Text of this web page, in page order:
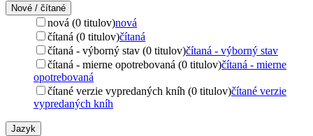
Nové / čítané
nová (0 titulov)nová
čítaná (0 titulov)čítaná
čítaná - výborný stav (0 titulov)čítaná - výborný stav
čítaná - mierne opotrebovaná (0 titulov)čítaná - mierne
opotrebovaná
čítané verzie vypredaných kníh (0 titulov)čítané verzie
vypredaných kníh
Jazyk